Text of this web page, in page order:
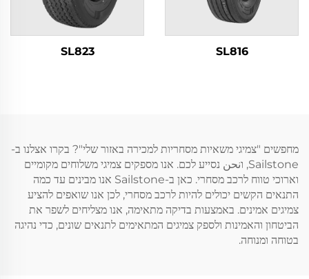
SL816
SL823
מחפשים "צמיגי משאיות מסחריות למכירה באזור שלי"? בקרו אצלנו ב-
Sailstone, וنحن נסייע לכם. אנו מספקים צמיגי משלוחים מקומיים
וארוכי טווח לרכב מסחרי. כאן ב-Sailstone אנו מבינים עד כמה
התנאים הקשים יכולים להיות לרכב מסחרי, לכן אנו שואפים להציע
צמיגים אמינים. באמצעות בדיקה מתאימה, אנו מצליחים לשפר את
הביטחון והאמינות ולספק צמיגים המתאימים לתנאים שונים, כדי נהיגה
בטוחה ומנוחה.